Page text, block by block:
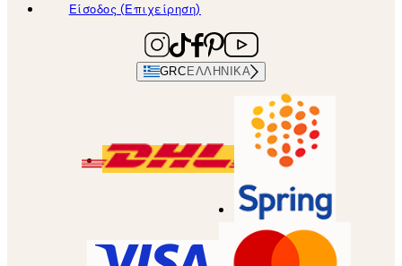
Είσοδος (Επιχείρηση)
GRC ΕΛΛΗΝΙΚΆ